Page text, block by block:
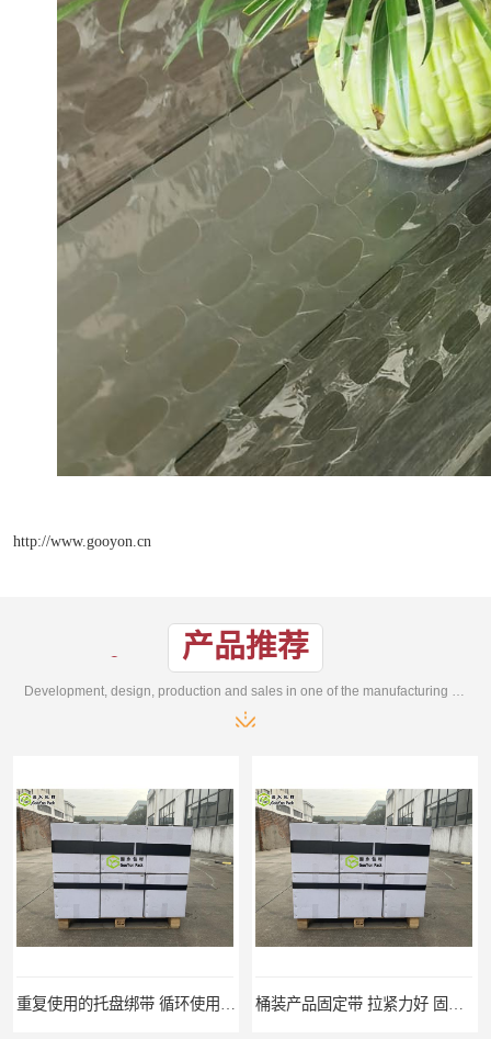
http://www.gooyon.cn
产品推荐
Development, design, production and sales in one of the manufacturing enterprises